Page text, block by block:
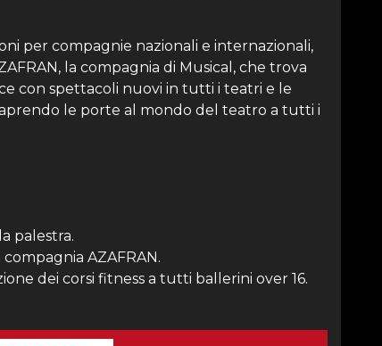
per compagnie nazionali e internazionali,
la compagnia di Musical, che trova
con spettacoli nuovi in tutti i teatri e le
le porte al mondo del teatro a tutti i
palestra.
AZAFRAN.
dei corsi fitness a tutti ballerini over 16.